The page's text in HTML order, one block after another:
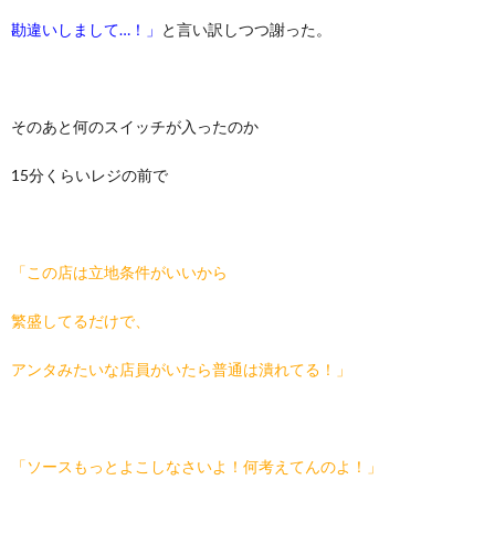
勘違いしまして…！」 と言い訳しつつ謝った。
そのあと何のスイッチが入ったのか
15分くらいレジの前で
「この店は立地条件がいいから
繁盛してるだけで、
アンタみたいな店員がいたら普通は潰れてる！」
「ソースもっとよこしなさいよ！何考えてんのよ！」